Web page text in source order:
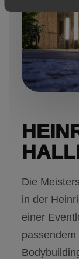
Die
in der
einer